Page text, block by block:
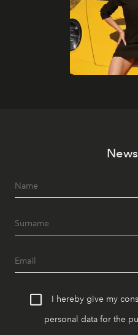
I hereby give my
personal data for the